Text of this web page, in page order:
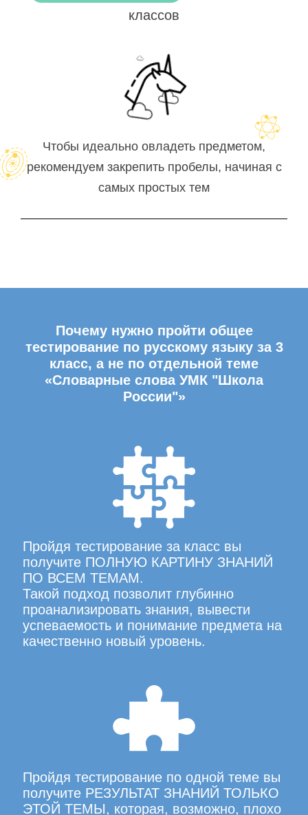
классов
Чтобы идеально овладеть предметом,
рекомендуем закрепить пробелы, начиная с
самых простых тем
Почему нужно пройти общее
тестирование по русскому языку за 3
класс, а не по отдельной теме
«Словарные слова УМК "Школа
России"»
Пройдя тестирование за класс вы
получите ПОЛНУЮ КАРТИНУ ЗНАНИЙ
ПО ВСЕМ ТЕМАМ.
Такой подход позволит глубинно
проанализировать знания, вывести
успеваемость и понимание предмета на
качественно новый уровень.
Пройдя тестирование по одной теме вы
получите РЕЗУЛЬТАТ ЗНАНИЙ ТОЛЬКО
ЭТОЙ ТЕМЫ, которая, возможно, плохо